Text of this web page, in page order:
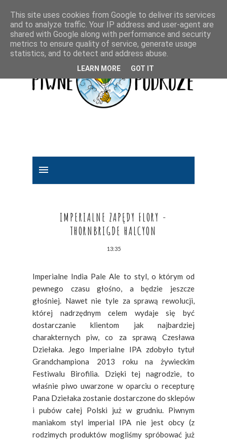
IMPERIALNE ZAPĘDY FLORY -
THORNBRIGDE HALCYON
13:35
Imperialne India Pale Ale to styl, o którym od
pewnego czasu głośno, a będzie jeszcze
głośniej. Nawet nie tyle za sprawą rewolucji,
której nadrzędnym celem wydaje się być
dostarczanie klientom jak najbardziej
charakternych piw, co za sprawą Czesława
Dziełaka. Jego Imperialne IPA zdobyło tytuł
Grandchampiona 2013 roku na żywieckim
Festiwalu Birofilia. Dzięki tej nagrodzie, to
właśnie piwo uwarzone w oparciu o recepturę
Pana Dziełaka zostanie dostarczone do sklepów
i pubów całej Polski już w grudniu. Piwnym
maniakom styl imperial IPA nie jest obcy (z
rodzimych produktów mogliśmy spróbować już
This site uses cookies from Google to deliver its services
and to analyze traffic. Your IP address and user-agent are
shared with Google along with performance and security
metrics to ensure quality of service, generate usage
statistics, and to detect and address abuse.
LEARN MORE GOT IT